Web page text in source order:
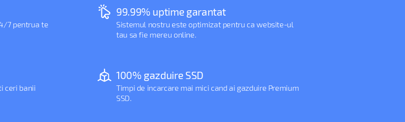
7 pentrua te
99.99% uptime garantat
Sistemul nostru este optimizat pentru ca website-ul
tau sa fie mereu online.
100% gazduire SSD
Timpi de incarcare mai mici cand ai gazduire Premium
SSD.
ceri banii